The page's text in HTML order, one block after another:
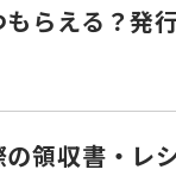
らえる？発
領収書・レ